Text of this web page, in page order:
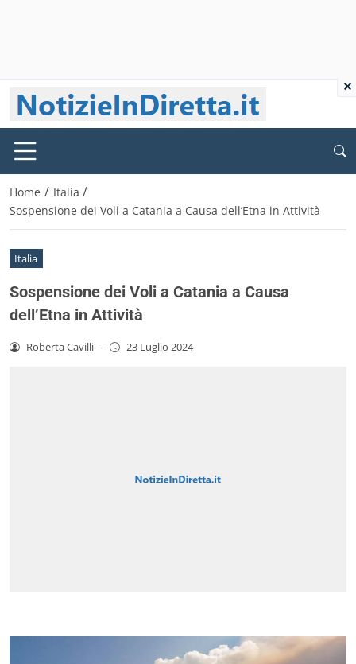
Home / Italia /
Sospensione dei Voli a Catania a Causa dell’Etna in Attività
Italia
Sospensione dei Voli a Catania a Causa
dell’Etna in Attività
Roberta Cavilli - 23 Luglio 2024
×